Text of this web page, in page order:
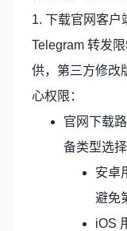
1. 下载官网客户
Telegram 转发
供，第三方修改
心权限：
官网下载
备类型选
安卓
避免
iOS